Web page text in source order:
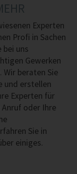
Experten
Profi in Sachen
bei uns
Gewerken
Wir beraten Sie
und erstellen
Experten für
oder Ihre
Sie in
einiges.